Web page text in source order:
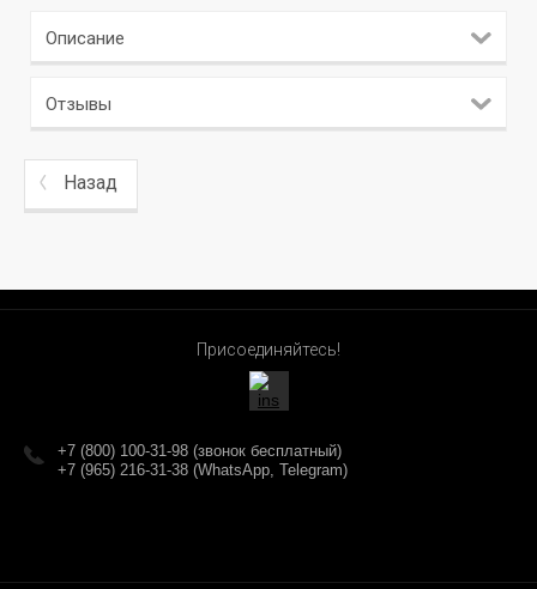
Описание
Отзывы
Назад
Присоединяйтесь!
+7 (800) 100-31-98 (звонок бесплатный)
+7 (965) 216-31-38 (WhatsApp, Telegram)